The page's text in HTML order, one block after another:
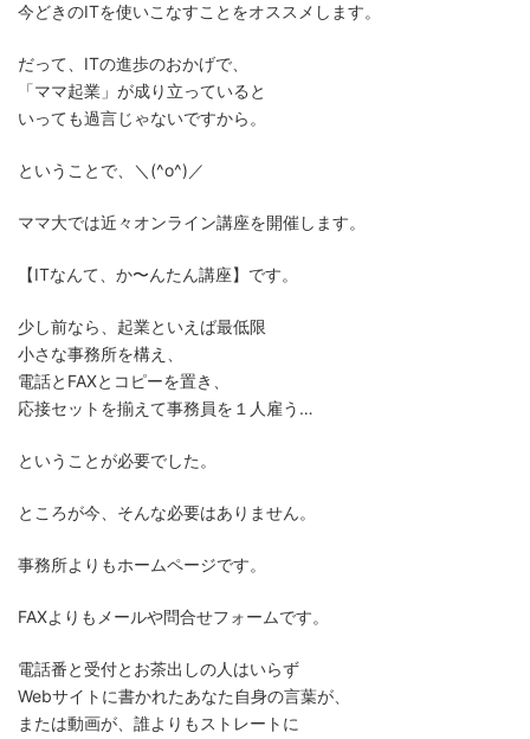
今どきのITを使いこなすことをオススメします。
だって、ITの進歩のおかげで、
「ママ起業」が成り立っていると
いっても過言じゃないですから。
ということで、＼(^o^)／
ママ大では近々オンライン講座を開催します。
【ITなんて、か〜んたん講座】です。
少し前なら、起業といえば最低限
小さな事務所を構え、
電話とFAXとコピーを置き、
応接セットを揃えて事務員を１人雇う…
ということが必要でした。
ところが今、そんな必要はありません。
事務所よりもホームページです。
FAXよりもメールや問合せフォームです。
電話番と受付とお茶出しの人はいらず
Webサイトに書かれたあなた自身の言葉が、
または動画が、誰よりもストレートに